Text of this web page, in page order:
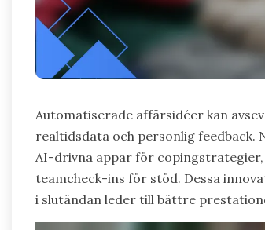
Automatiserade affärsidéer kan
realtidsdata och personlig
AI-drivna appar för
teamcheck-ins för stöd. Dessa
i slutändan leder till bättre